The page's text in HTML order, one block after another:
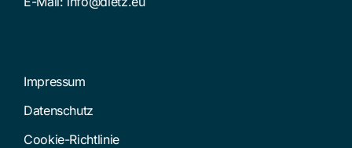
Impressum
Datenschutz
Cookie-Richtlinie